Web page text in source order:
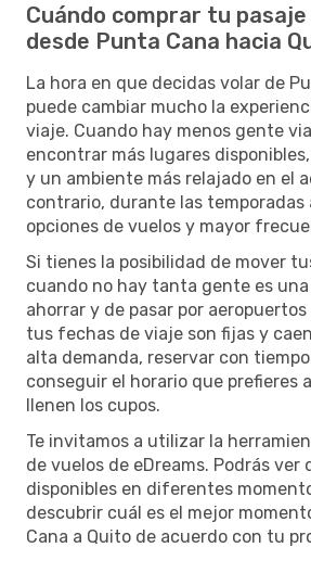
Cuándo comprar tu pasaje
desde Punta Cana hacia
La hora en que decidas volar de
puede cambiar mucho la
viaje. Cuando hay menos gente
encontrar más lugares
y un ambiente más relajado en el
contrario, durante las temporadas
opciones de vuelos y mayor
Si tienes la posibilidad de mover
cuando no hay tanta gente es
ahorrar y de pasar por
tus fechas de viaje son fijas y
alta demanda, reservar con
conseguir el horario que prefieres
llenen los cupos.
Te invitamos a utilizar la
de vuelos de eDreams. Podrás ver
disponibles en diferentes
descubrir cuál es el mejor
Cana a Quito de acuerdo con tu